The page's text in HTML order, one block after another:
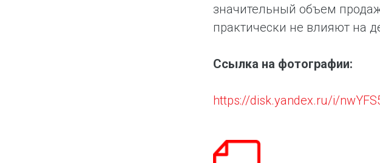
значительный объем
практически не влияют на
Ссылка на фотографии:
https://disk.yandex.ru/i/